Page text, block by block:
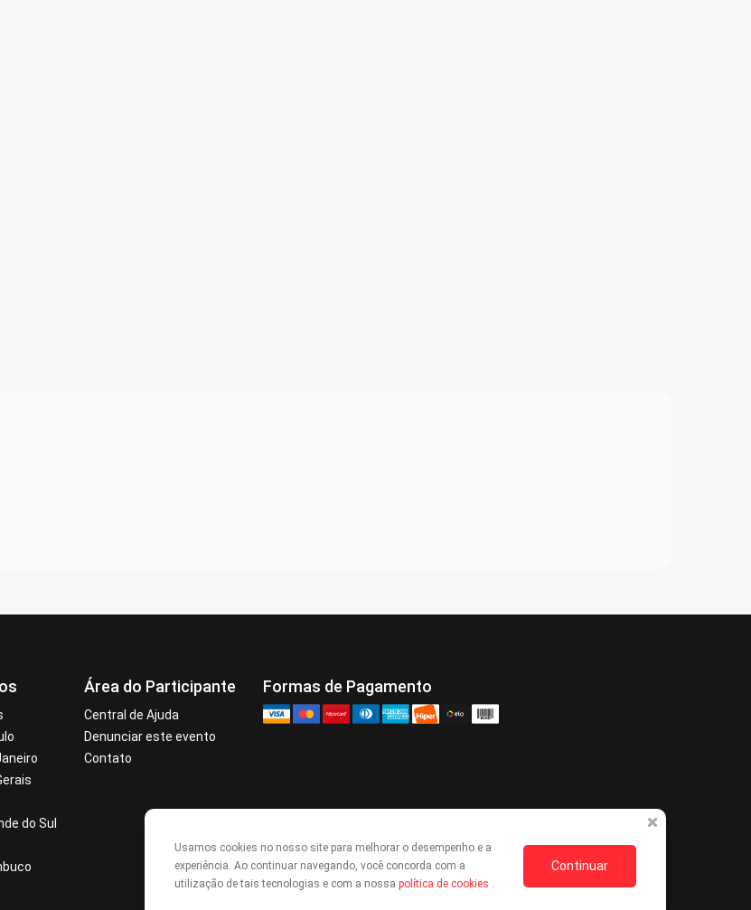
do Sul
Área do Participante
Central de Ajuda
Denunciar este evento
Contato
Formas de Pagamento
Usamos cookies no nosso site para melhorar o desempenho e a
experiência. Ao continuar navegando, você concorda com a
utilização de tais tecnologias e com a nossa política de cookies .
Continuar